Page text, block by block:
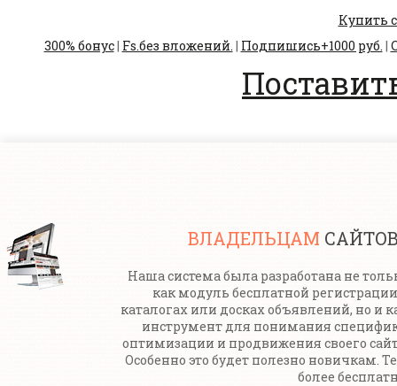
Купить
300% бонус| Fs.без вложений. | Подпишись+1000 руб. |
ВЛАДЕЛЬЦАМ
Наша система была разработана не
как модуль бесплатной
каталогах или досках объявлений, но и
инструмент для понимания
оптимизации и продвижения своего
Особенно это будет полезно новичкам.
более